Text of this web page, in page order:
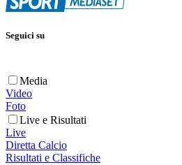
Seguici su
Media
Video
Foto
Live e Risultati
Live
Diretta Calcio
Risultati e Classifiche